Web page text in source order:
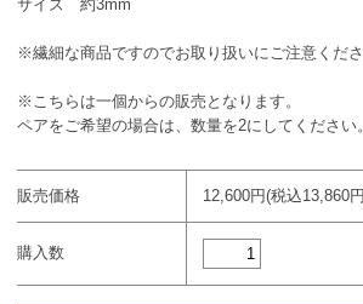
サイズ 約3mm
※繊細な商品ですのでお取り扱いにご注意くださ
※こちらは一個からの販売となります。
ペアをご希望の場合は、数量を2にしてください。
販売価格 12,600円(税込13,860
購入数